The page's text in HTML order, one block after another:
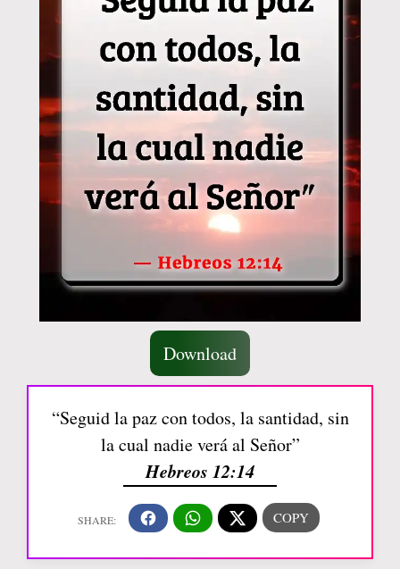
Download
“Seguid la paz con todos, la santidad, sin
la cual nadie verá al Señor”
Hebreos 12:14